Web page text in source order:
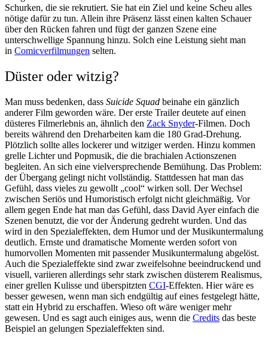
Schurken, die sie rekrutiert. Sie hat ein Ziel und keine Scheu alles
nötige dafür zu tun. Allein ihre Präsenz lässt einen kalten Schauer
über den Rücken fahren und fügt der ganzen Szene eine
unterschwellige Spannung hinzu. Solch eine Leistung sieht man
in Comicverfilmungen selten.
Düster oder witzig?
Man muss bedenken, dass Suicide Squad beinahe ein gänzlich
anderer Film geworden wäre. Der erste Trailer deutete auf einen
düsteres Filmerlebnis an, ähnlich den Zack Snyder-Filmen. Doch
bereits während den Dreharbeiten kam die 180 Grad-Drehung.
Plötzlich sollte alles lockerer und witziger werden. Hinzu kommen
grelle Lichter und Popmusik, die die brachialen Actionszenen
begleiten. An sich eine vielversprechende Bemühung. Das Problem:
der Übergang gelingt nicht vollständig. Stattdessen hat man das
Gefühl, dass vieles zu gewollt „cool“ wirken soll. Der Wechsel
zwischen Seriös und Humoristisch erfolgt nicht gleichmäßig. Vor
allem gegen Ende hat man das Gefühl, dass David Ayer einfach die
Szenen benutzt, die vor der Änderung gedreht wurden. Und das
wird in den Spezialeffekten, dem Humor und der Musikuntermalung
deutlich. Ernste und dramatische Momente werden sofort von
humorvollen Momenten mit passender Musikuntermalung abgelöst.
Auch die Spezialeffekte sind zwar zweifelsohne beeindruckend und
visuell, variieren allerdings sehr stark zwischen düsterem Realismus,
einer grellen Kulisse und überspitzten CGI-Effekten. Hier wäre es
besser gewesen, wenn man sich endgültig auf eines festgelegt hätte,
statt ein Hybrid zu erschaffen. Wieso oft wäre weniger mehr
gewesen. Und es sagt auch einiges aus, wenn die Credits das beste
Beispiel an gelungen Spezialeffekten sind.